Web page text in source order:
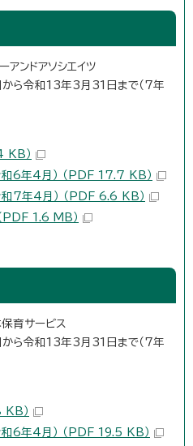
アンドアソシエイツ
ら令和13年3月31日まで（7年
KB）
6年4月） （PDF 17.7 KB）
7年4月） （PDF 6.6 KB）
PDF 1.6 MB）
育サービス
ら令和13年3月31日まで（7年
）
6年4月） （PDF 19.5 KB）